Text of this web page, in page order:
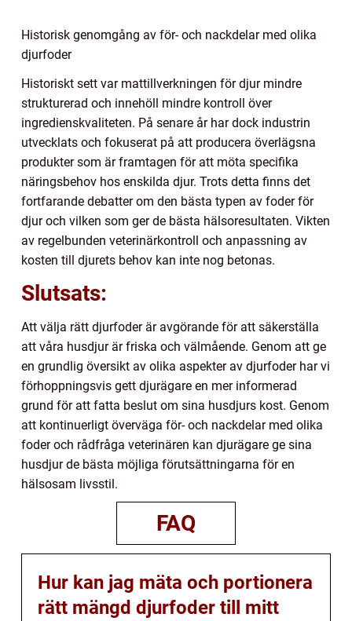
Historisk genomgång av för- och nackdelar med olika
djurfoder
Historiskt sett var mattillverkningen för djur mindre
strukturerad och innehöll mindre kontroll över
ingredienskvaliteten. På senare år har dock industrin
utvecklats och fokuserat på att producera överlägsna
produkter som är framtagen för att möta specifika
näringsbehov hos enskilda djur. Trots detta finns det
fortfarande debatter om den bästa typen av foder för
djur och vilken som ger de bästa hälsoresultaten. Vikten
av regelbunden veterinärkontroll och anpassning av
kosten till djurets behov kan inte nog betonas.
Slutsats:
Att välja rätt djurfoder är avgörande för att säkerställa
att våra husdjur är friska och välmående. Genom att ge
en grundlig översikt av olika aspekter av djurfoder har vi
förhoppningsvis gett djurägare en mer informerad
grund för att fatta beslut om sina husdjurs kost. Genom
att kontinuerligt överväga för- och nackdelar med olika
foder och rådfråga veterinären kan djurägare ge sina
husdjur de bästa möjliga förutsättningarna för en
hälsosam livsstil.
FAQ
Hur kan jag mäta och portionera
rätt mängd djurfoder till mitt